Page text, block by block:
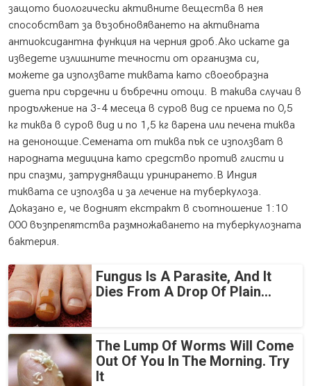
защото биологически активните вещества в нея
способстват за възобновяването на активната
антиоксидантна функция на черния дроб.Ако искате да
изведете излишните течности от организма си,
можете да използвате тиквата като своеобразна
диета при сърдечни и бъбречни отоци. В такива случаи в
продължение на 3-4 месеца в суров вид се приема по 0,5
кг тиква в суров вид и по 1,5 кг варена или печена тиква
на денонощие.Семената от тиква пък се използват в
народната медицина като средство против глисти и
при спазми, затрудняващи уринирането.В Индия
тиквата се използва и за лечение на туберкулоза.
Доказано е, че водният екстракт в съотношение 1:10
000 възпрепятства размножаването на туберкулозната
бактерия.
Fungus Is A Parasite, And It
Dies From A Drop Of Plain...
The Lump Of Worms Will Come
Out Of You In The Morning. Try
It